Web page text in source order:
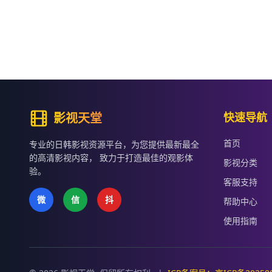
影视天堂
专业的日韩影视资源平台，为您提供最新最全
的高清影视内容， 致力于打造最佳的观影体
验。
微 信 抖
快速导航
首页
影视分类
客服支持
帮助中心
使用指南